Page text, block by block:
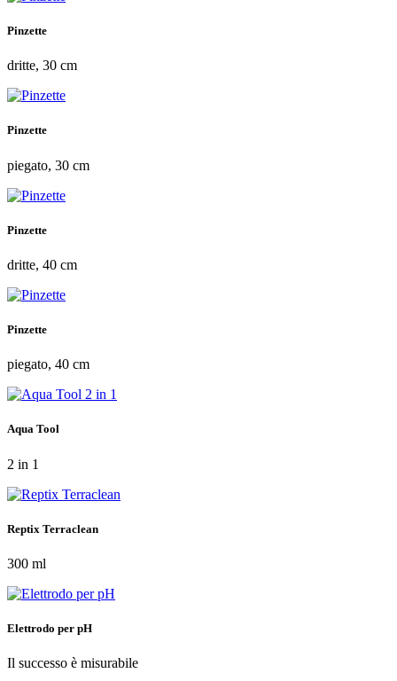
Pinzette
dritte, 30 cm
Pinzette
piegato, 30 cm
Pinzette
dritte, 40 cm
Pinzette
piegato, 40 cm
Aqua Tool
2 in 1
Reptix Terraclean
300 ml
Elettrodo per pH
Il successo è misurabile